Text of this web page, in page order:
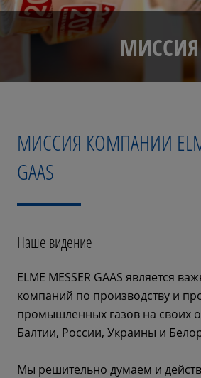
МИССИЯ
МИССИЯ КОМПАНИИ
GAAS
Наше видение
ELME MESSER GAAS является
компаний по производству и
промышленных газов на своих
Балтии, России, Украины и
Мы решительно думаем и